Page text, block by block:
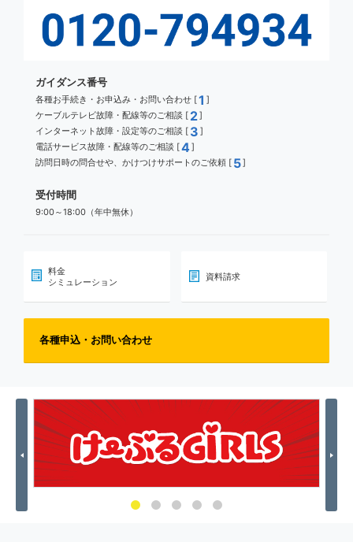
ガイダンス番号
各種お手続き・お申込み・お問い合わせ [1 ]
ケーブルテレビ故障・配線等のご相談 [ 2]
インターネット故障・設定等のご相談 [ 3 ]
電話サービス故障・配線等のご相談 [4]
訪問日時の問合せや、かけつけサポートのご依頼 [ 5]
受付時間
9:00～18:00（年中無休）
料金
シミュレーション
資料請求
各種申込・お問い合わせ
Previous Next